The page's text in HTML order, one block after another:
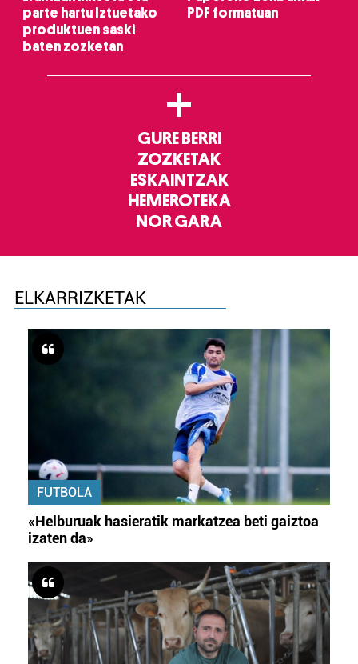
parte hartu Iztuetako
produktuen saski
baten zozketan
PDF formatuan
+
GURE BERRI
ZOZKETAK
ESKAINTZAK
HEMEROTEKA
NOR GARA
ELKARRIZKETAK
FUTBOLA
«Helburuak hasieratik markatzea beti gaiztoa
izaten da»